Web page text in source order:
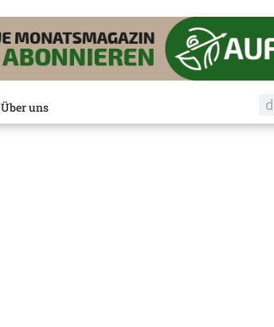
Über uns